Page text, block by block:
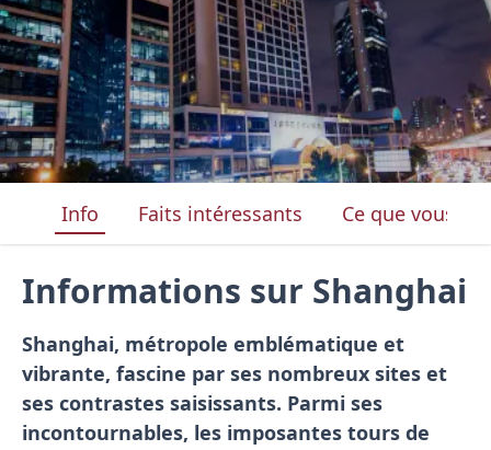
Info Faits intéressants Ce que vous
Informations sur Shanghai
Shanghai, métropole emblématique et
vibrante, fascine par ses nombreux sites et
ses contrastes saisissants. Parmi ses
incontournables, les imposantes tours de